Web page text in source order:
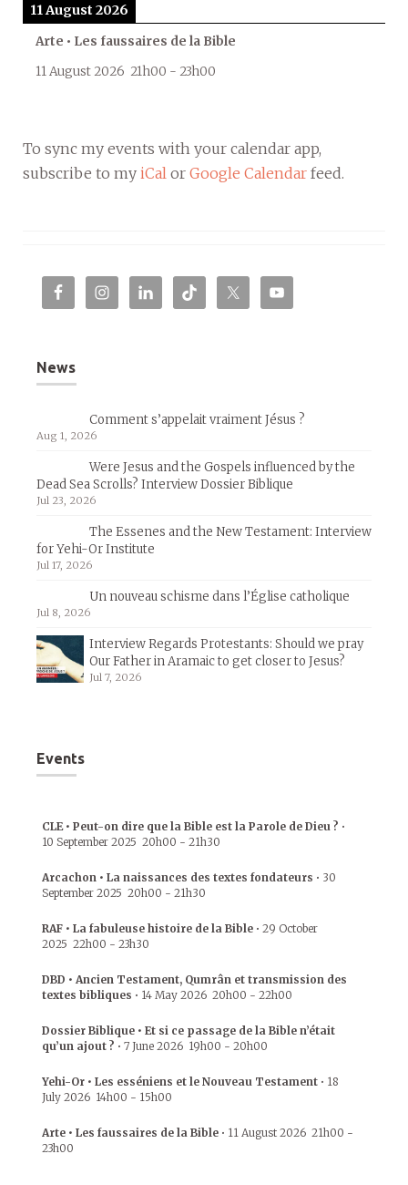
11 August 2026
Arte • Les faussaires de la Bible
11 August 2026 21h00 - 23h00
To sync my events with your calendar app,
subscribe to my iCal or Google Calendar feed.
News
Comment s’appelait vraiment Jésus ?
Aug 1, 2026
Were Jesus and the Gospels influenced by the
Dead Sea Scrolls? Interview Dossier Biblique
Jul 23, 2026
The Essenes and the New Testament: Interview
for Yehi-Or Institute
Jul 17, 2026
Un nouveau schisme dans l’Église catholique
Jul 8, 2026
Interview Regards Protestants: Should we pray
Our Father in Aramaic to get closer to Jesus?
Jul 7, 2026
Events
CLE • Peut-on dire que la Bible est la Parole de Dieu ? •
10 September 2025 20h00 - 21h30
Arcachon • La naissances des textes fondateurs • 30
September 2025 20h00 - 21h30
RAF • La fabuleuse histoire de la Bible • 29 October
2025 22h00 - 23h30
DBD • Ancien Testament, Qumrân et transmission des
textes bibliques • 14 May 2026 20h00 - 22h00
Dossier Biblique • Et si ce passage de la Bible n’était
qu’un ajout ? • 7 June 2026 19h00 - 20h00
Yehi-Or • Les esséniens et le Nouveau Testament • 18
July 2026 14h00 - 15h00
Arte • Les faussaires de la Bible • 11 August 2026 21h00 -
23h00